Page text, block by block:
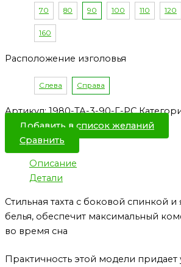
70 80 90 100 110 120
160
Расположение изголовья
Слева Справа
Артикул:1980-ТА-3-90-Г-РС
Добавить в список желаний
Сравнить
Описание
Детали
Стильная тахта с боковой спинкой
белья, обеспечит максимальный
во время сна
Практичность этой модели